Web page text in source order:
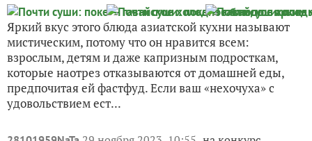
Яркий вкус этого блюда азиатской кухни называют
мистическим, потому что он нравится всем:
взрослым, детям и даже капризным подросткам,
которые наотрез отказываются от домашней еды,
предпочитая ей фастфуд. Если ваш «нехочуха» с
удовольствием ест...